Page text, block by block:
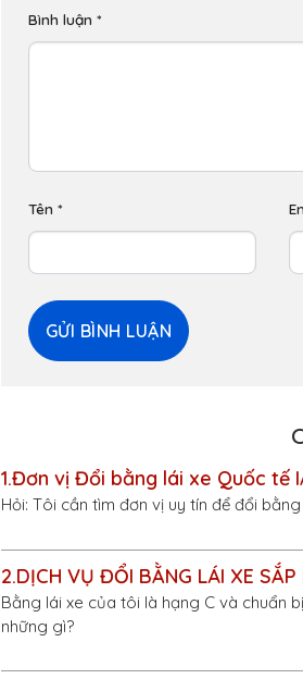
Bình luận *
Tên *
1.Đơn vị Đổi bằng lái xe Quốc tế
Hỏi: Tôi cần tìm đơn vị uy tín để đổi
2.DỊCH VỤ ĐỔI BẰNG LÁI XE SẮP
Bằng lái xe của tôi là hạng C và chuẩn
những gì?